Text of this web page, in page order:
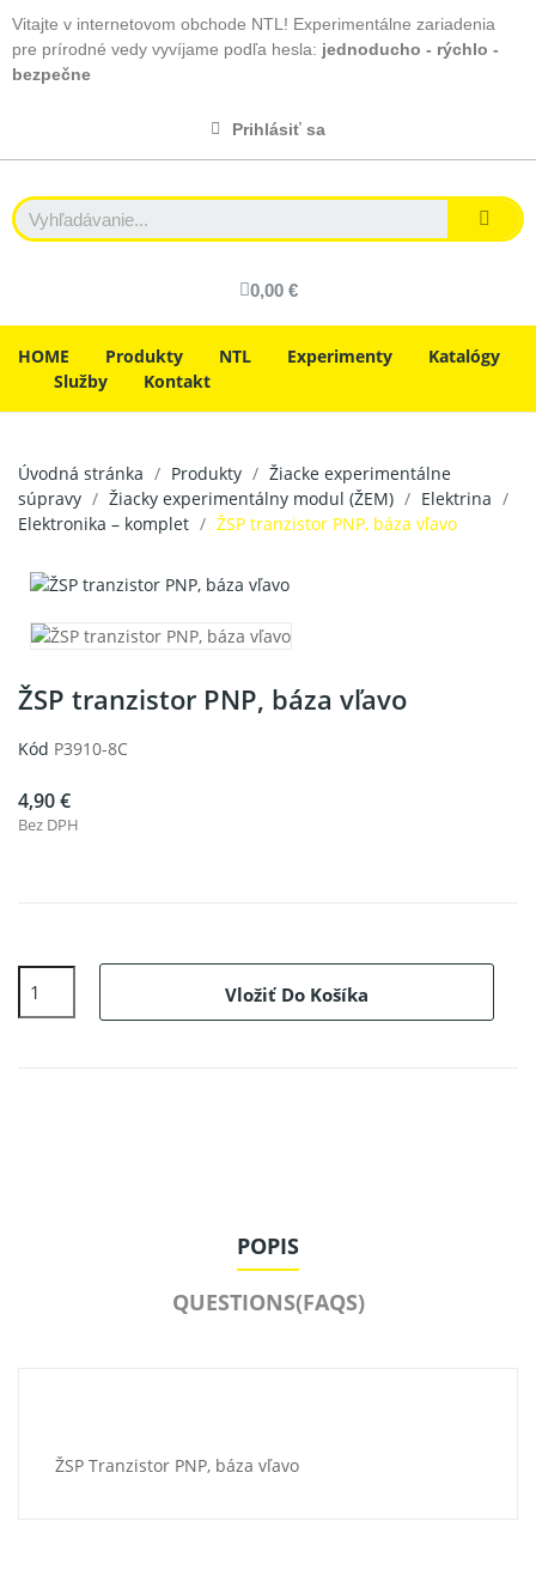
Vitajte v internetovom obchode NTL! Experimentálne zariadenia
pre prírodné vedy vyvíjame podľa hesla: jednoducho - rýchlo -
bezpečne
Prihlásiť sa
0,00 €
HOME Produkty NTL Experimenty
Katalógy
Služby
Kontakt
Úvodná stránka Produkty
Žiacke experimentálne
súpravy
Žiacky experimentálny modul (ŽEM)
Elektrina
Elektronika – komplet
ŽSP tranzistor PNP, báza vľavo
ŽSP tranzistor PNP, báza vľavo
Kód P3910-8C
4,90 €
Bez DPH
Vložiť Do Košíka
POPIS
QUESTIONS(FAQS)
ŽSP Tranzistor PNP, báza vľavo